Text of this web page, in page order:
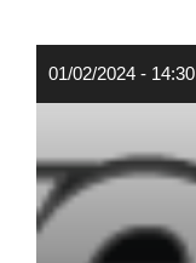
01/02/2024 - 14:30